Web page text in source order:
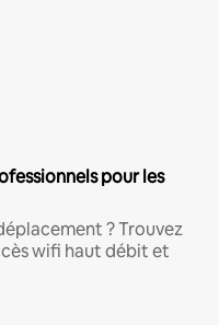
pour les
? Trouvez
wifi haut débit et